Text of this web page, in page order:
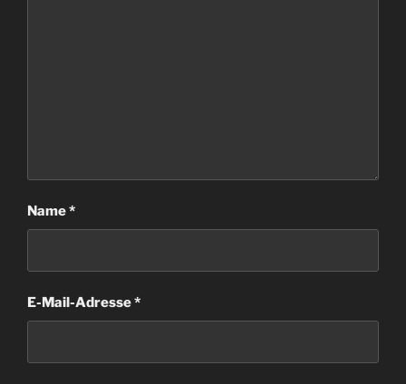
Name*
E-Mail-Adresse*